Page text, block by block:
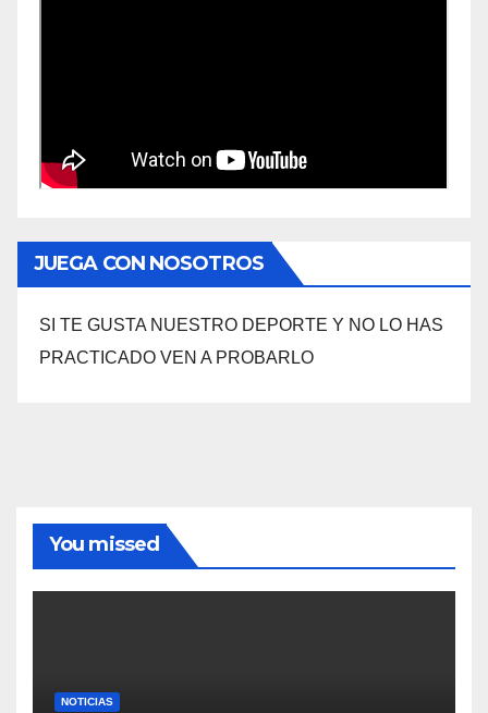
JUEGA CON NOSOTROS
SI TE GUSTA NUESTRO DEPORTE Y NO LO HAS
PRACTICADO VEN A PROBARLO
You missed
NOTICIAS